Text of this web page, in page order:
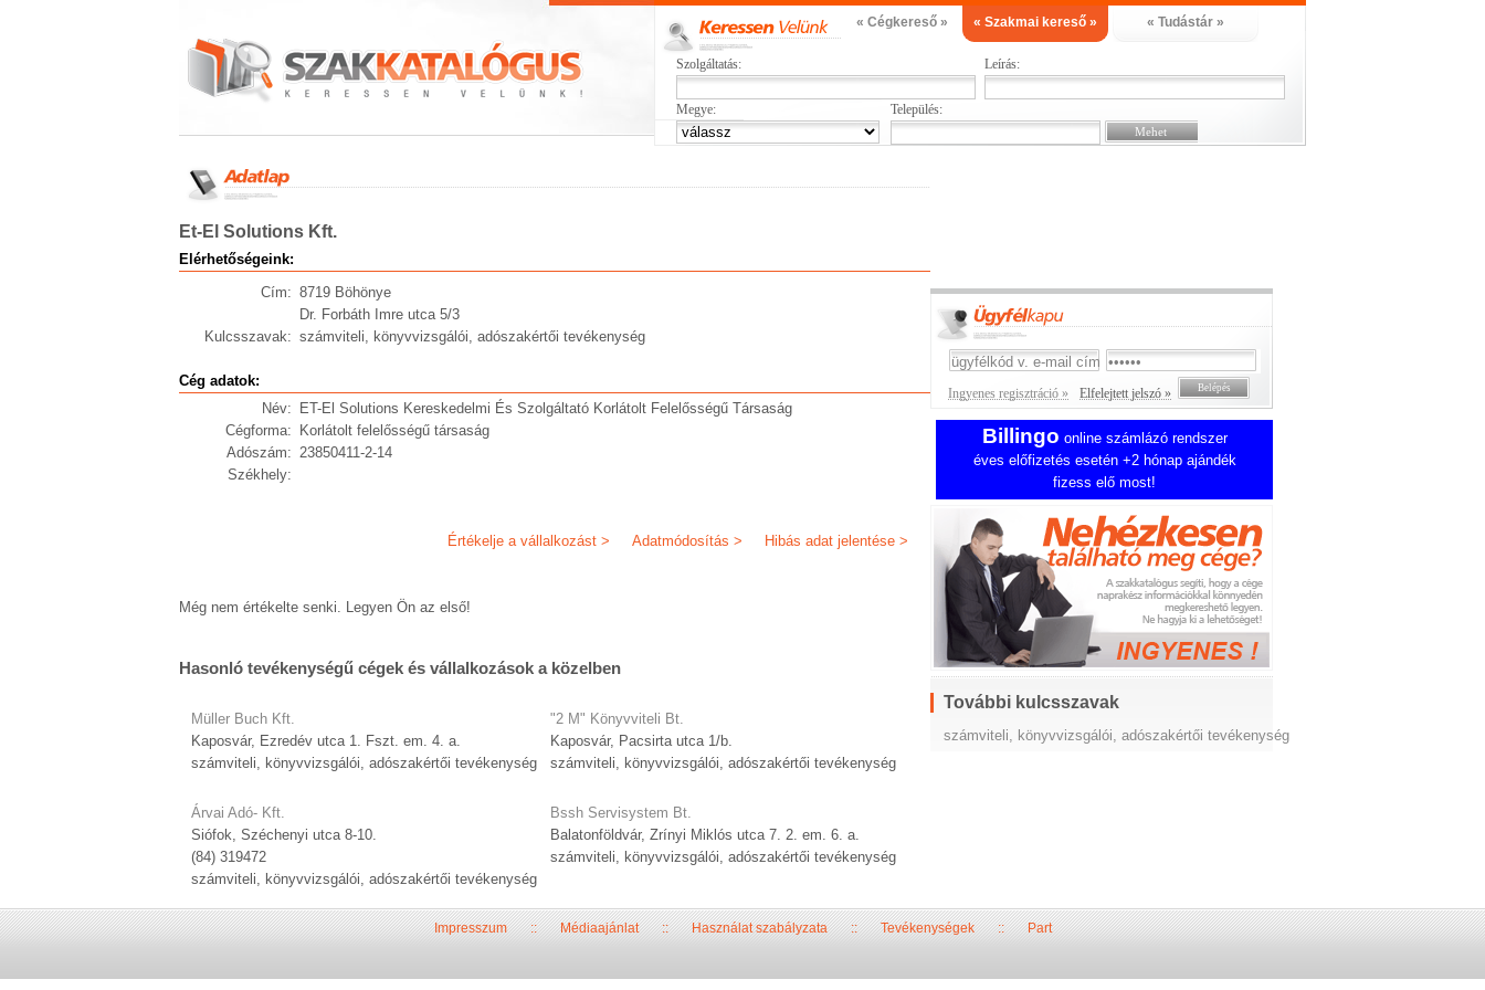
« Cégkereső » « Szakmai kereső » « Tudástár »
Szolgáltatás: Leírás:
Megye: Település:
Et-El Solutions Kft.
Elérhetőségeink:
Cím: 8719 Böhönye
Dr. Forbáth Imre utca 5/3
Kulcsszavak: számviteli, könyvvizsgálói, adószakértői tevékenység
Cég adatok:
Név:
ET-El Solutions Kereskedelmi És Szolgáltató Korlátolt Felelősségű Társaság
Cégforma:
Korlátolt felelősségű társaság
Adószám: 23850411-2-14
Székhely:
Hibás adat jelentése >
Adatmódosítás >
Értékelje a vállalkozást >
Még nem értékelte senki. Legyen Ön az első!
Hasonló tevékenységű cégek és vállalkozások a közelben
Müller Buch Kft.
Kaposvár, Ezredév utca 1. Fszt. em. 4. a.
számviteli, könyvvizsgálói, adószakértői tevékenység
Árvai Adó- Kft.
Siófok, Széchenyi utca 8-10.
(84) 319472
számviteli, könyvvizsgálói, adószakértői tevékenység
"2 M" Könyvviteli Bt.
Kaposvár, Pacsirta utca 1/b.
számviteli, könyvvizsgálói, adószakértői tevékenység
Bssh Servisystem Bt.
Balatonföldvár, Zrínyi Miklós utca 7. 2. em. 6. a.
számviteli, könyvvizsgálói, adószakértői tevékenység
Ingyenes regisztráció » Elfelejtett jelszó »
Billingo online számlázó rendszer
éves előfizetés esetén +2 hónap ajándék
fizess elő most!
További kulcsszavak
számviteli, könyvvizsgálói, adószakértői tevékenység
Impresszum::Médiaajánlat::Használat szabályzata::Tevékenységek::Part